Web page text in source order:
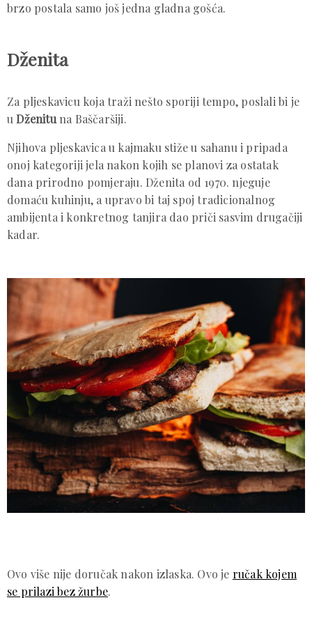
brzo postala samo još jedna gladna gošća.
Dženita
Za pljeskavicu koja traži nešto sporiji tempo, poslali bi je
uDženituna Baščaršiji.
Njihova pljeskavica u kajmaku stiže u sahanu i pripada
onoj kategoriji jela nakon kojih se planovi za ostatak
dana prirodno pomjeraju. Dženita od 1970. njeguje
domaću kuhinju, a upravo bi taj spoj tradicionalnog
ambijenta i konkretnog tanjira dao priči sasvim drugačiji
kadar.
Ovo više nije doručak nakon izlaska. Ovo je ručak kojem
se prilazi bez žurbe.